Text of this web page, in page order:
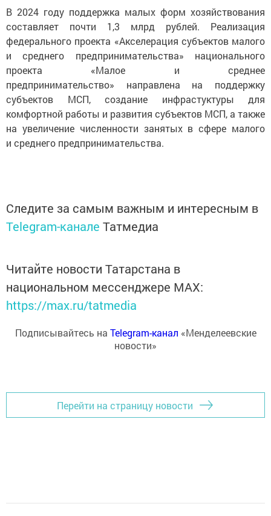
В 2024 году поддержка малых форм хозяйствования
составляет почти 1,3 млрд рублей. Реализация
федерального проекта «Акселерация субъектов малого
и среднего предпринимательства» национального
проекта «Малое и среднее
предпринимательство» направлена на поддержку
субъектов МСП, создание инфрастуктуры для
комфортной работы и развития субъектов МСП, а также
на увеличение численности занятых в сфере малого
и среднего предпринимательства.
Следите за самым важным и интересным в
Telegram-канале Татмедиа
Читайте новости Татарстана в
национальном мессенджере MАХ:
https://max.ru/tatmedia
Подписывайтесь на Telegram-канал «Менделеевские
новости»
Перейти на страницу новости